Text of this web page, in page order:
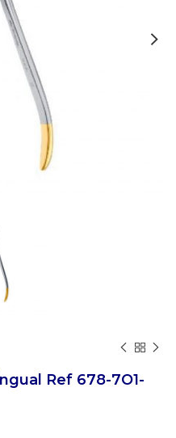
Ref 678-7O1-